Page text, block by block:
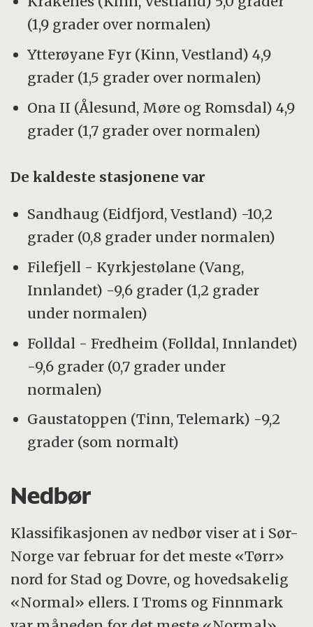
(1,9 grader over normalen)
Ytterøyane Fyr (Kinn, Vestland) 4,9
grader (1,5 grader over normalen)
Ona II (Ålesund, Møre og Romsdal) 4,9
grader (1,7 grader over normalen)
De kaldeste stasjonene var
Sandhaug (Eidfjord, Vestland) -10,2
grader (0,8 grader under normalen)
Filefjell - Kyrkjestølane (Vang,
Innlandet) -9,6 grader (1,2 grader
under normalen)
Folldal - Fredheim (Folldal, Innlandet)
-9,6 grader (0,7 grader under
normalen)
Gaustatoppen (Tinn, Telemark) -9,2
grader (som normalt)
Nedbør
Klassifikasjonen av nedbør viser at i Sør-
Norge var februar for det meste «Tørr»
nord for Stad og Dovre, og hovedsakelig
«Normal» ellers. I Troms og Finnmark